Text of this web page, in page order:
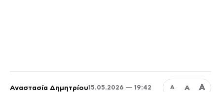
Αναστασία Δημητρίου15.05.2026 — 19:42 Α Α Α